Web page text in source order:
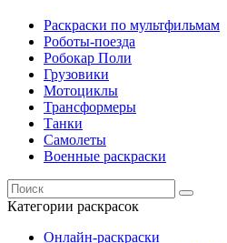
Раскраски по мультфильмам
Роботы-поезда
Робокар Поли
Грузовики
Мотоциклы
Трансформеры
Танки
Самолеты
Военные раскраски
Категории раскрасок
Онлайн-раскраски